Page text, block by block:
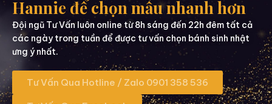
Hannie để chọn mẫu nhanh hơn
Đội ngũ Tư Vấn luôn online từ 8h sáng đến 22h đêm tất cả
các ngày trong tuần để được tư vấn chọn bánh sinh nhật
ưng ý nhất.
Tư Vấn Qua Hotline / Zalo 0901 358 536